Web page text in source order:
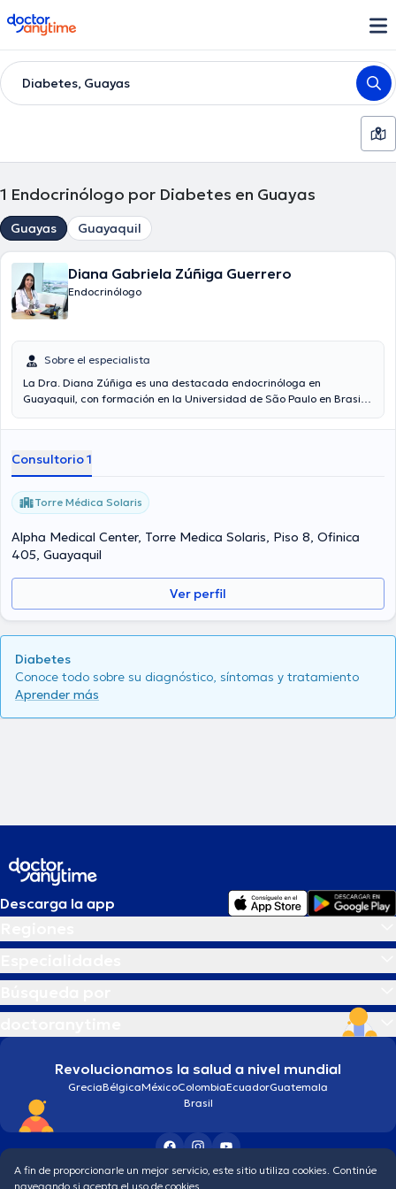
doctoranytime
Diabetes, Guayas
1 Endocrinólogo por Diabetes en Guayas
Guayas Guayaquil
Diana Gabriela Zúñiga Guerrero
Endocrinólogo
Sobre el especialista
La Dra. Diana Zúñiga es una destacada endocrinóloga en
Guayaquil, con formación en la Universidad de São Paulo en Brasil.
de trastornos hormonales. Apasionada por la salud y bienestar,
pacientes.
Consultorio 1
Torre Médica Solaris
Alpha Medical Center, Torre Medica Solaris, Piso 8, Ofinica
405, Guayaquil
Ver perfil
Diabetes
Conoce todo sobre su diagnóstico, síntomas y tratamiento
Aprender más
Descarga la app
Revolucionamos la salud a nivel mundial
GreciaBélgicaMéxicoColombiaEcuadorGuatemala
Brasil
Condiciones generales Política de protección de los datos personales
A fin de proporcionarle un mejor servicio, este sitio utiliza cookies. Continúe
navegando si acepta el uso de cookies.